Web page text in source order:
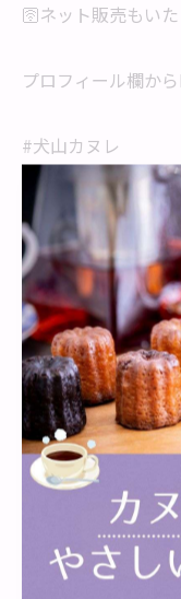
🛜ネット販売もいた
プロフィール欄か
#犬山カヌレ
#ラヴィオレット
#米粉カヌレ専門店
#犬山城下町
< 前のページ